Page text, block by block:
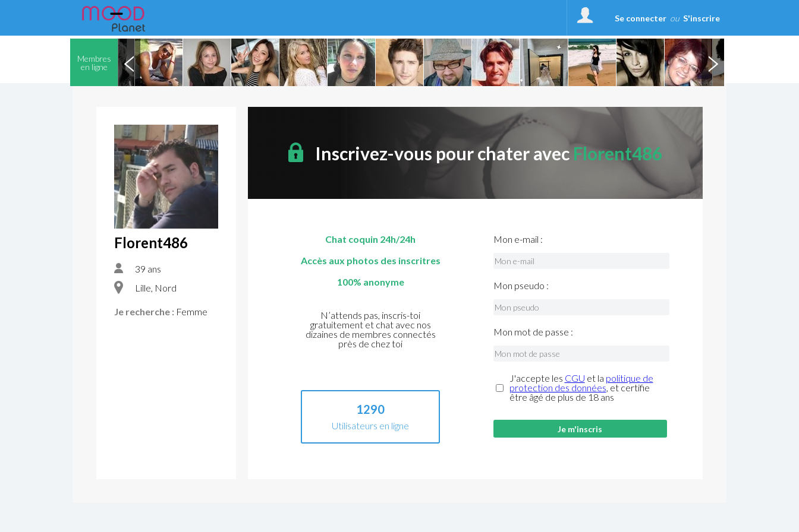
Se connecter ou S'inscrire
Membres
en ligne
Florent486
39 ans
Lille, Nord
Je recherche : Femme
Inscrivez-vous pour chater avec Florent486
Chat coquin 24h/24h
Accès aux photos des inscritres
100% anonyme
N’attends pas, inscris-toi
gratuitement et chat avec nos
dizaines de membres connectés
près de chez toi
1290
Utilisateurs en ligne
Mon e-mail :
Mon pseudo :
Mon mot de passe :
J'accepte les CGU et la politique de
protection des données, et certifie
être âgé de plus de 18 ans